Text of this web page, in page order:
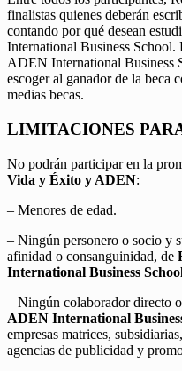
finalistas quienes deberán
contando por qué desean
International Business School.
ADEN International Business
escoger al ganador de la beca
medias becas.
LIMITACIONES
No podrán participar en la
Vida y Éxito y ADEN:
– Menores de edad.
– Ningún personero o socio y
afinidad o consanguinidad, de
International Business
– Ningún colaborador directo
ADEN International
empresas matrices,
agencias de publicidad y